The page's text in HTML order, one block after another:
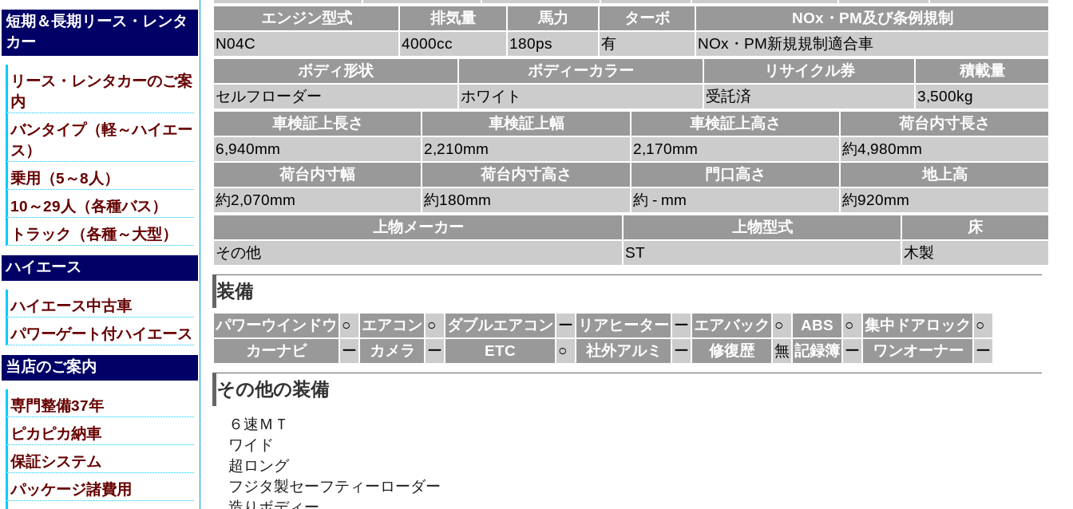
短期＆長期リース・レンタ
カー
リース・レンタカーのご案
内
バンタイプ（軽～ハイエー
ス）
乗用（5～8人）
10～29人（各種バス）
トラック（各種～大型）
ハイエース
ハイエース中古車
パワーゲート付ハイエース
当店のご案内
専門整備37年
ピカピカ納車
保証システム
パッケージ諸費用
エンジン型式
排気量 馬力 ターボ
NOx・PM及び条例規制
N04C
4000cc 180ps 有
NOx・PM新規規制適合車
ボディ形状
ボディーカラー リサイクル券
積載量
セルフローダー
ホワイト 受託済
3,500kg
車検証上長さ
車検証上幅 車検証上高さ
荷台内寸長さ
6,940mm
2,210mm 2,170mm
約4,980mm
荷台内寸幅
荷台内寸高さ 門口高さ
地上高
約2,070mm
約180mm 約 - mm
約920mm
上物メーカー
上物型式
床
その他
ST 木製
装備
パワーウインドウ ○ エアコン ○ ダブルエアコン ー リアヒーター ー エアバック ○ ABS ○ 集中ドアロック ○
カーナビ
ー カメラ ー ETC ○ 社外アルミ ー 修復歴 無 記録簿 ー ワンオーナー ー
その他の装備
６速ＭＴ
ワイド
超ロング
フジタ製セーフティーローダー